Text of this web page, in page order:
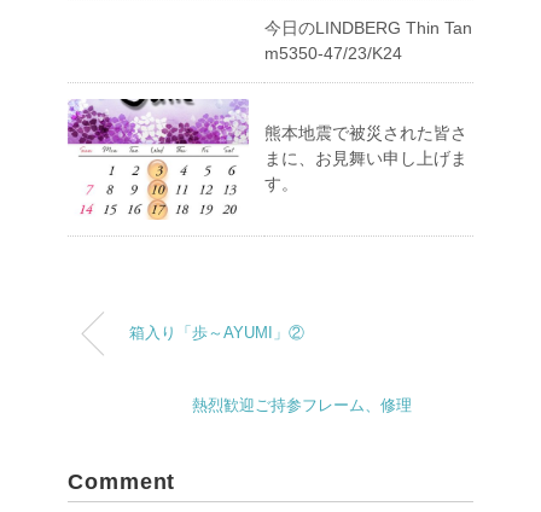
今日のLINDBERG Thin Tan
m5350-47/23/K24
熊本地震で被災された皆さ
まに、お見舞い申し上げま
す。
箱入り「歩～AYUMI」②
熱烈歓迎ご持参フレーム、修理
Comment